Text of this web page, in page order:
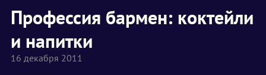
Профессия бармен: коктейли
и напитки
16 декабря 2011